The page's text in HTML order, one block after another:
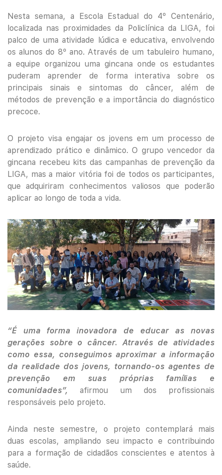
Nesta semana, a Escola Estadual do 4º Centenário,
localizada nas proximidades da Policlínica da LIGA, foi
palco de uma atividade lúdica e educativa, envolvendo
os alunos do 8º ano. Através de um tabuleiro humano,
a equipe organizou uma gincana onde os estudantes
puderam aprender de forma interativa sobre os
principais sinais e sintomas do câncer, além de
métodos de prevenção e a importância do diagnóstico
precoce.
O projeto visa engajar os jovens em um processo de
aprendizado prático e dinâmico. O grupo vencedor da
gincana recebeu kits das campanhas de prevenção da
LIGA, mas a maior vitória foi de todos os participantes,
que adquiriram conhecimentos valiosos que poderão
aplicar ao longo de toda a vida.
“É uma forma inovadora de educar as novas
gerações sobre o câncer. Através de atividades
como essa, conseguimos aproximar a informação
da realidade dos jovens, tornando-os agentes de
prevenção em suas próprias famílias e
comunidades”,
afirmou um dos profissionais
responsáveis pelo projeto.
Ainda neste semestre, o projeto contemplará mais
duas escolas, ampliando seu impacto e contribuindo
para a formação de cidadãos conscientes e atentos à
saúde.